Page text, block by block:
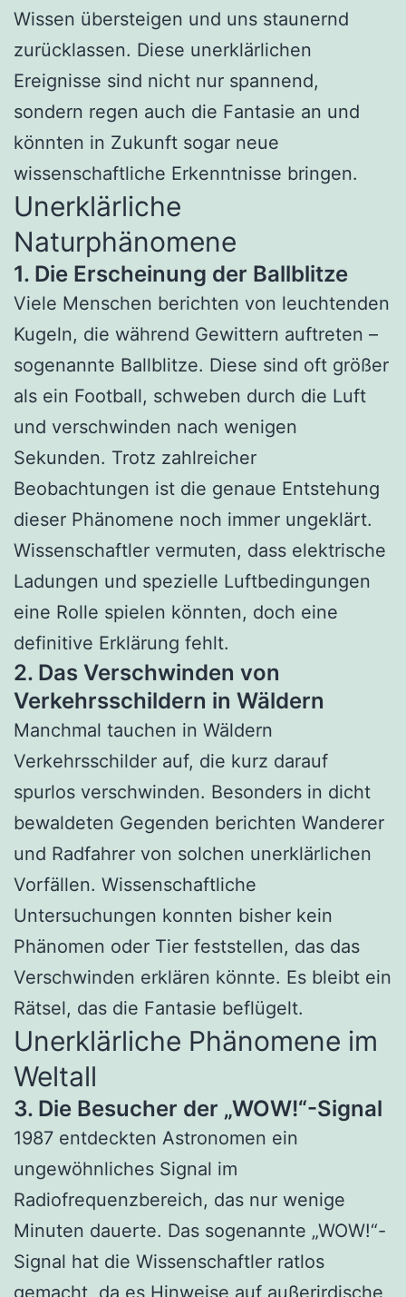
Wissen übersteigen und uns staunernd
zurücklassen. Diese unerklärlichen
Ereignisse sind nicht nur spannend,
sondern regen auch die Fantasie an und
könnten in Zukunft sogar neue
wissenschaftliche Erkenntnisse bringen.
Unerklärliche
Naturphänomene
1. Die Erscheinung der Ballblitze
Viele Menschen berichten von leuchtenden
Kugeln, die während Gewittern auftreten –
sogenannte Ballblitze. Diese sind oft größer
als ein Football, schweben durch die Luft
und verschwinden nach wenigen
Sekunden. Trotz zahlreicher
Beobachtungen ist die genaue Entstehung
dieser Phänomene noch immer ungeklärt.
Wissenschaftler vermuten, dass elektrische
Ladungen und spezielle Luftbedingungen
eine Rolle spielen könnten, doch eine
definitive Erklärung fehlt.
2. Das Verschwinden von
Verkehrsschildern in Wäldern
Manchmal tauchen in Wäldern
Verkehrsschilder auf, die kurz darauf
spurlos verschwinden. Besonders in dicht
bewaldeten Gegenden berichten Wanderer
und Radfahrer von solchen unerklärlichen
Vorfällen. Wissenschaftliche
Untersuchungen konnten bisher kein
Phänomen oder Tier feststellen, das das
Verschwinden erklären könnte. Es bleibt ein
Rätsel, das die Fantasie beflügelt.
Unerklärliche Phänomene im
Weltall
3. Die Besucher der „WOW!“-Signal
1987 entdeckten Astronomen ein
ungewöhnliches Signal im
Radiofrequenzbereich, das nur wenige
Minuten dauerte. Das sogenannte „WOW!“-
Signal hat die Wissenschaftler ratlos
gemacht, da es Hinweise auf außerirdische